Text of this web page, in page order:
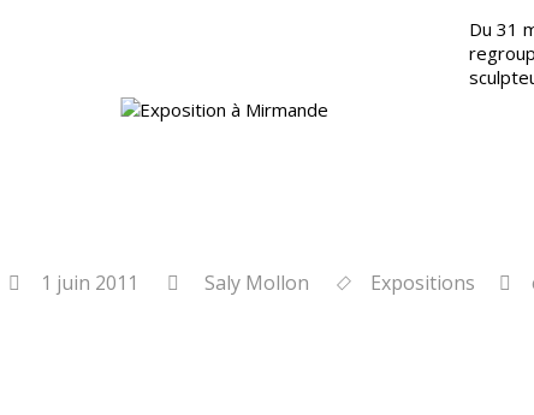
Du 31
1 juin 2011 Saly Mollon Expositions